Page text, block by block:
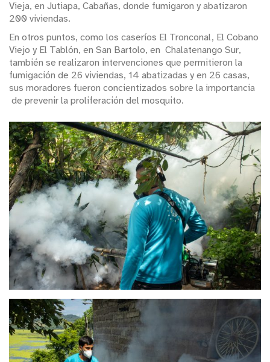
Vieja, en Jutiapa, Cabañas, donde fumigaron y abatizaron
200 viviendas.
En otros puntos, como los caseríos El Tronconal, El Cobano
Viejo y El Tablón, en San Bartolo, en Chalatenango Sur,
también se realizaron intervenciones que permitieron la
fumigación de 26 viviendas, 14 abatizadas y en 26 casas,
sus moradores fueron concientizados sobre la importancia
de prevenir la proliferación del mosquito.